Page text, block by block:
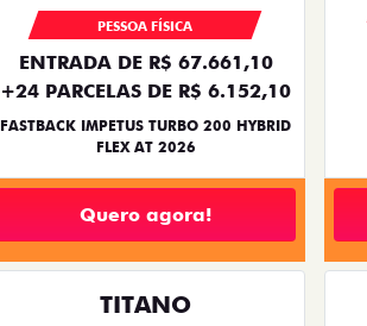
PESSOA FÍSICA
ENTRADA DE R$ 67.661,10
+24 PARCELAS DE R$ 6.152,10
FASTBACK IMPETUS TURBO 200 HYBRID
FLEX AT 2026
Quero agora!
TITANO